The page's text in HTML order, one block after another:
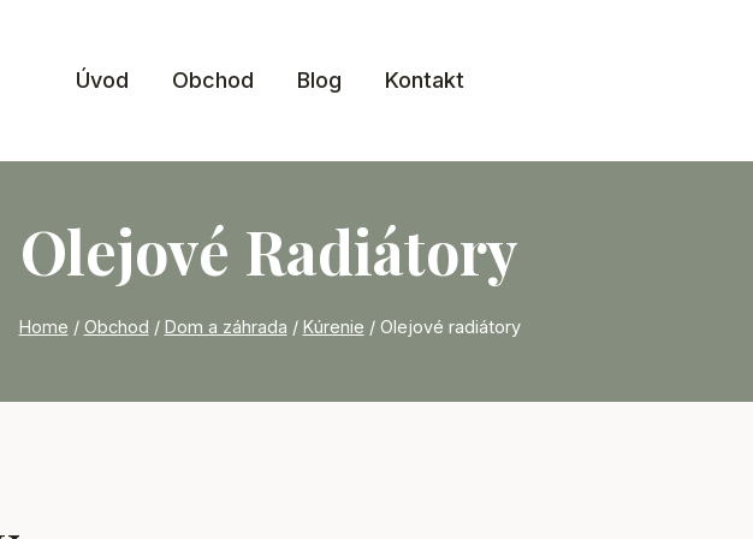
Úvod Obchod Blog Kontakt
Olejové Radiátory
Home / Obchod / Dom a záhrada / Kúrenie / Olejové radiátory